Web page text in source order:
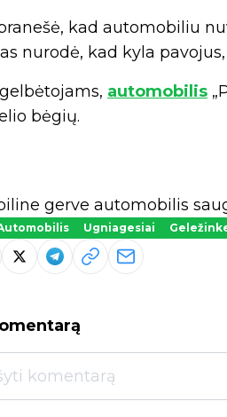
kad automobiliu
nurodė, kad kyla
automobilis
bėgių.
gerve automobilis
Ugniagesiai